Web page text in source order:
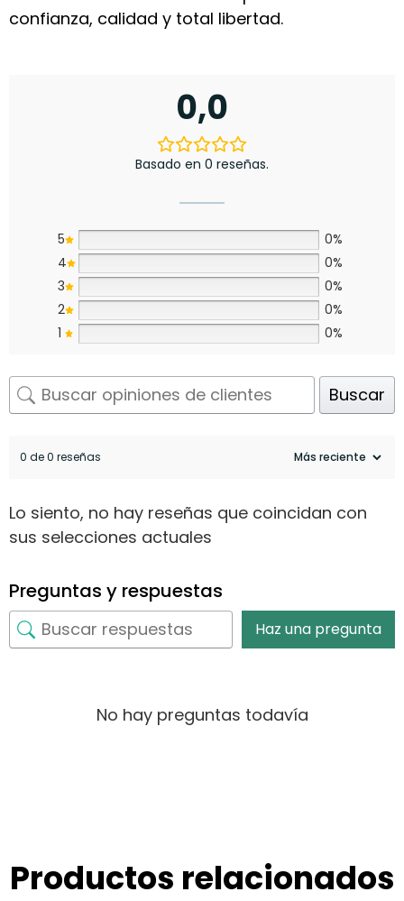
confianza, calidad y total libertad.
0,0
Basado en 0 reseñas.
5
0%
4
0%
3
0%
2
0%
1
0%
Buscar
0 de 0 reseñas
Lo siento, no hay reseñas que coincidan con
sus selecciones actuales
Preguntas y respuestas
Haz una pregunta
No hay preguntas todavía
Productos relacionados